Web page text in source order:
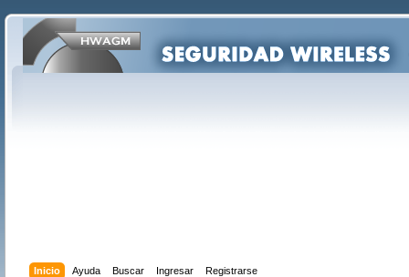
Inicio Ayuda Buscar Ingresar Registrarse